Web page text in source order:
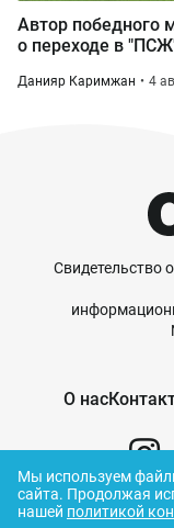
Автор победного
о переходе в
Данияр Каримжан 4
Свидетельство
О нас
Мы используем
сайта. Продолжая
нашей политикой